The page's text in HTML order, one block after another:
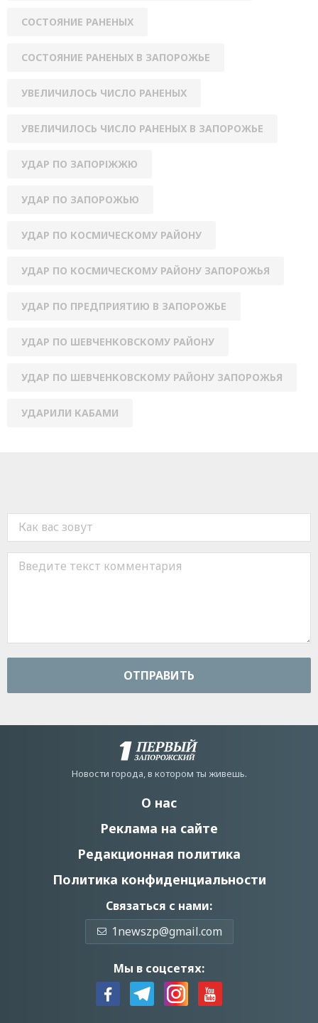
СОСТОЯНИЕ РАНЕНЫХ
СОСТОЯНИЕ РАНЕНЫХ В ЗАПОРОЖЬЕ
УВЕЛИЧИЛОСЬ ЧИСЛО РАНЕНЫХ
УВЕЛИЧИЛОСЬ ЧИСЛО РАНЕНЫХ В ЗАПОРОЖЬЕ
УДАР ПО ЗАПОРІЖЖЮ
УДАР ПО ЗАПОРОЖЬЮ
УДАР ПО КОСМИЧЕСКОМУ РАЙОНУ
УДАР ПО КОСМИЧЕСКОМУ РАЙОНУ ЗАПОРОЖЬЯ
УДАР ПО ПРЕДПРИЯТИЮ В ЗАПОРОЖЬЕ
УДАР ПО ШЕВЧЕНКОВСКОМУ РАЙОНУ
УДАР ПО ШЕВЧЕНКОВСКОМУ РАЙОНУ ЗАПОРОЖЬЯ
УДАРИЛИ КАБАМИ
ОТПРАВИТЬ
Новости города, в котором ты живешь.
О нас
Реклама на сайте
Редакционная политика
Политика конфиденциальности
Связаться с нами:
1newszp@gmail.com
Мы в соцсетях: